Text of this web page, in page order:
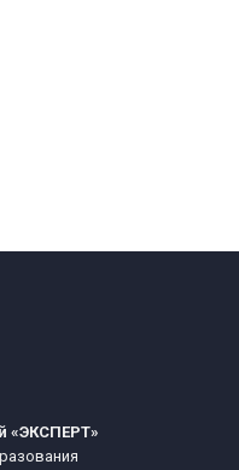
«ЭКСПЕРТ»